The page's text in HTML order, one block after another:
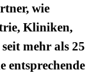
wie
Kliniken,
mehr als 25
entsprechende